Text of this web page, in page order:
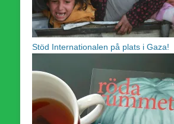
Stöd Internationalen på plats i Gaza!